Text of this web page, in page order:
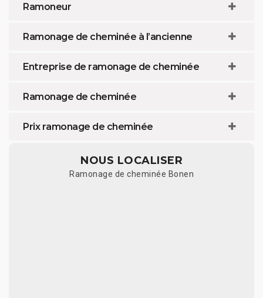
Ramoneur
Ramonage de cheminée à l’ancienne
Entreprise de ramonage de cheminée
Ramonage de cheminée
Prix ramonage de cheminée
NOUS LOCALISER
Ramonage de cheminée Bonen